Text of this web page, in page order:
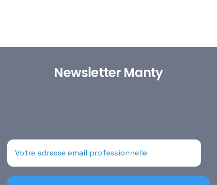
Newsletter Manty